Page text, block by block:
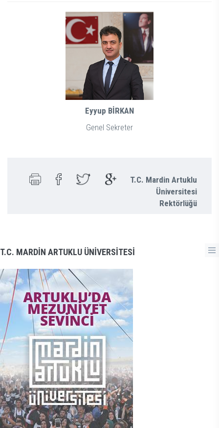
Eyyup BİRKAN
Genel Sekreter
T.C. Mardin Artuklu
Üniversitesi
Rektörlüğü
T.C. MARDİN ARTUKLU ÜNİVERSİTESİ